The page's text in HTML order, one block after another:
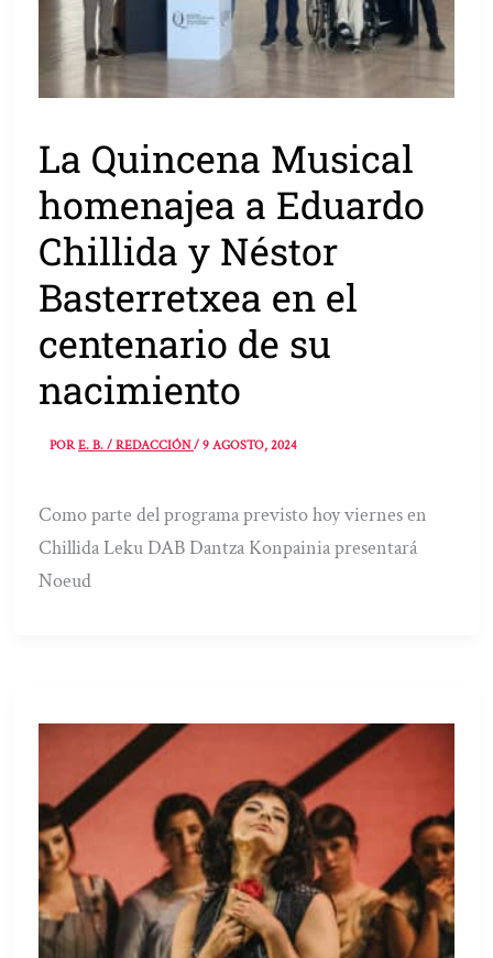
La Quincena Musical
homenajea a Eduardo
Chillida y Néstor
Basterretxea en el
centenario de su
nacimiento
PORE. B. / REDACCIÓN/9 AGOSTO, 2024
Como parte del programa previsto hoy viernes en
Chillida Leku DAB Dantza Konpainia presentará
Noeud